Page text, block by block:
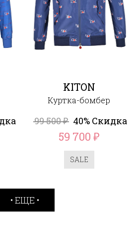
KITON
Куртка-бомбер
99 500₽ 40% Скидка
59 700 ₽
SALE
ЕЩЕ